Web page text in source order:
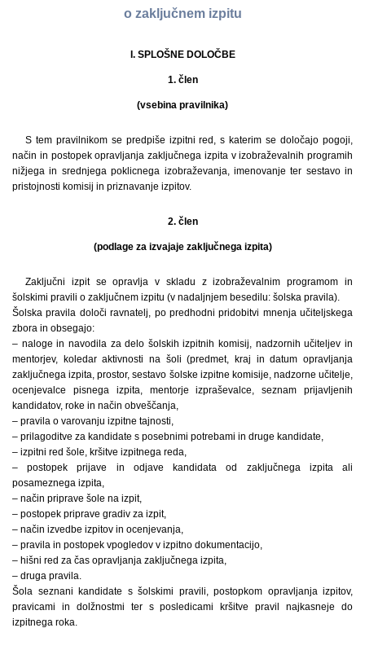
o zaključnem izpitu
I. SPLOŠNE DOLOČBE
1. člen
(vsebina pravilnika)
S tem pravilnikom se predpiše izpitni red, s katerim se določajo pogoji,
način in postopek opravljanja zaključnega izpita v izobraževalnih programih
nižjega in srednjega poklicnega izobraževanja, imenovanje ter sestavo in
pristojnosti komisij in priznavanje izpitov.
2. člen
(podlage za izvajaje zaključnega izpita)
Zaključni izpit se opravlja v skladu z izobraževalnim programom in
šolskimi pravili o zaključnem izpitu (v nadaljnjem besedilu: šolska pravila).
Šolska pravila določi ravnatelj, po predhodni pridobitvi mnenja učiteljskega
zbora in obsegajo:
– naloge in navodila za delo šolskih izpitnih komisij, nadzornih učiteljev in
mentorjev, koledar aktivnosti na šoli (predmet, kraj in datum opravljanja
zaključnega izpita, prostor, sestavo šolske izpitne komisije, nadzorne učitelje,
ocenjevalce pisnega izpita, mentorje izpraševalce, seznam prijavljenih
kandidatov, roke in način obveščanja,
– pravila o varovanju izpitne tajnosti,
– prilagoditve za kandidate s posebnimi potrebami in druge kandidate,
– izpitni red šole, kršitve izpitnega reda,
– postopek prijave in odjave kandidata od zaključnega izpita ali
posameznega izpita,
– način priprave šole na izpit,
– postopek priprave gradiv za izpit,
– način izvedbe izpitov in ocenjevanja,
– pravila in postopek vpogledov v izpitno dokumentacijo,
– hišni red za čas opravljanja zaključnega izpita,
– druga pravila.
Šola seznani kandidate s šolskimi pravili, postopkom opravljanja izpitov,
pravicami in dolžnostmi ter s posledicami kršitve pravil najkasneje do
izpitnega roka.